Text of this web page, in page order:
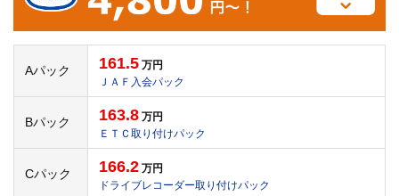
Aパック 161.5 万円
ＪＡＦ入会パック
Bパック 163.8 万円
ＥＴＣ取り付けパック
Cパック 166.2 万円
ドライブレコーダー取り付けパック